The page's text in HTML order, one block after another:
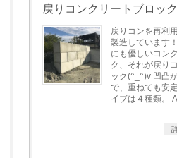
戻りコンクリートブロック
戻りコンを再利
製造しています
にも優しいコン
ク、それが戻り
ック(^_^)v 凹凸
で、重ねても安
イブは４種類